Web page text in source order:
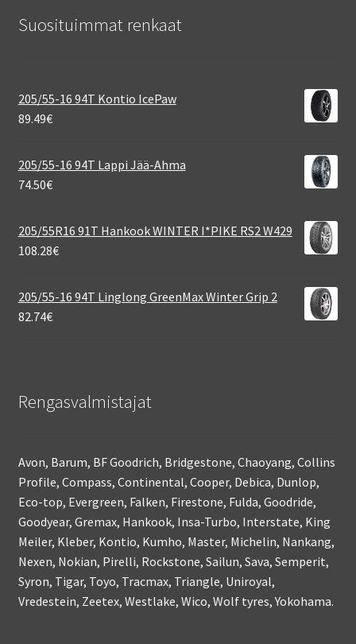
Suosituimmat renkaat
205/55-16 94T Kontio IcePaw
89.49€
205/55-16 94T Lappi Jää-Ahma
74.50€
205/55R16 91T Hankook WINTER I*PIKE RS2 W429
108.28€
205/55-16 94T Linglong GreenMax Winter Grip 2
82.74€
Rengasvalmistajat
Avon, Barum, BF Goodrich, Bridgestone, Chaoyang, Collins
Profile, Compass, Continental, Cooper, Debica, Dunlop,
Eco-top, Evergreen, Falken, Firestone, Fulda, Goodride,
Goodyear, Gremax, Hankook, Insa-Turbo, Interstate, King
Meiler, Kleber, Kontio, Kumho, Master, Michelin, Nankang,
Nexen, Nokian, Pirelli, Rockstone, Sailun, Sava, Semperit,
Syron, Tigar, Toyo, Tracmax, Triangle, Uniroyal,
Vredestein, Zeetex, Westlake, Wico, Wolf tyres, Yokohama.